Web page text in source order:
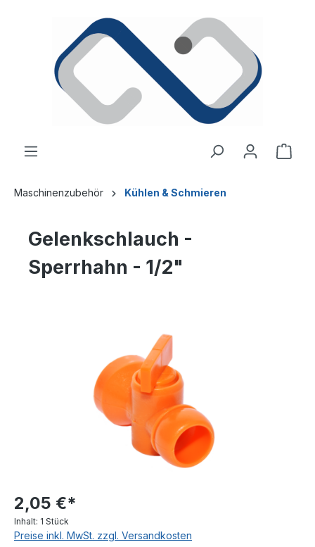
Maschinenzubehör Kühlen & Schmieren
Gelenkschlauch -
Sperrhahn - 1/2"
2,05 €*
Inhalt: 1 Stück
Preise inkl. MwSt. zzgl. Versandkosten